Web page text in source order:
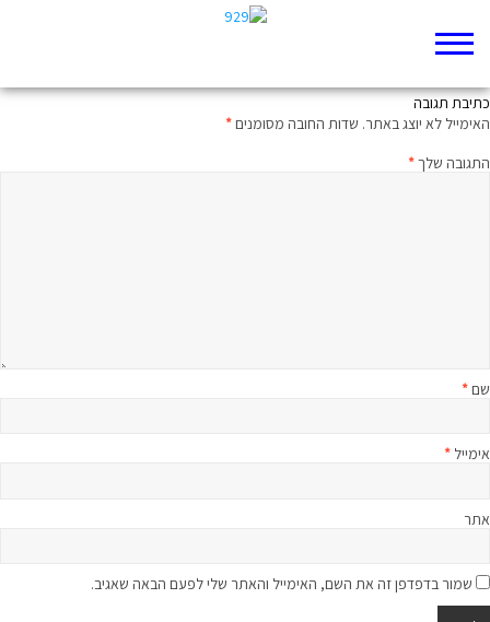
כתיבת תגובה
האימייל לא יוצג באתר. שדות החובה מסומנים*
התגובה שלך*
שם*
אימייל *
אתר
שמור בדפדפן זה את השם, האימייל והאתר שלי לפעם הבאה שאגיב.